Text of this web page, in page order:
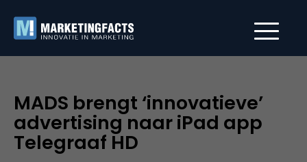
MADS brengt ‘innovatieve’
advertising naar iPad app
Telegraaf HD